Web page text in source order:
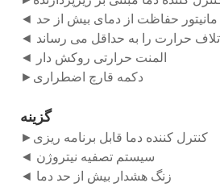
◄ مانیتور حفاظت از دمای بیش از حد
اتلاف حرارت را به حداقل می رساند
◄ المنت حرارتی روکش دار
►دکمه قارچ اضطراری
گزینه
►کنترل کننده دما قابل برنامه ریزی
◄ سیستم تصفیه نیتروژن
◄ زنگ هشدار بیش از حد دما